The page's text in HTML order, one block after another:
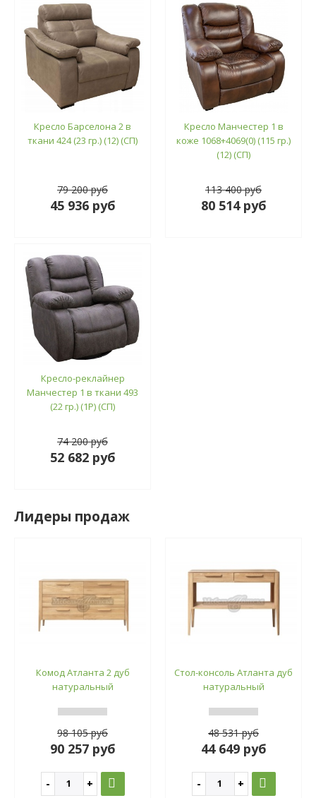
Кресло Барселона 2 в
ткани 424 (23 гр.) (12) (СП)
79 200 руб
45 936 руб
Кресло Манчестер 1 в
коже 1068+4069(0) (115 гр.)
(12) (СП)
113 400 руб
80 514 руб
Кресло-реклайнер
Манчестер 1 в ткани 493
(22 гр.) (1Р) (СП)
74 200 руб
52 682 руб
Лидеры продаж
Комод Атланта 2 дуб
натуральный
98 105 руб
90 257 руб
Стол-консоль Атланта дуб
натуральный
48 531 руб
44 649 руб